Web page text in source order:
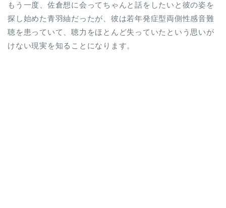
もう一度、佐倉想に会ってちゃんと話をしたいと彼の姿を
探し始めた青羽紬だったが、彼は若年発症型両側性感音難
聴を患っていて、聴力をほとんど失っていたという思いが
けない現実を知ることになります。